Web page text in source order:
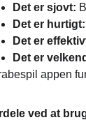
Det er sjovt:
Det er hurtigt:
Det er
Det er
appen
ved at